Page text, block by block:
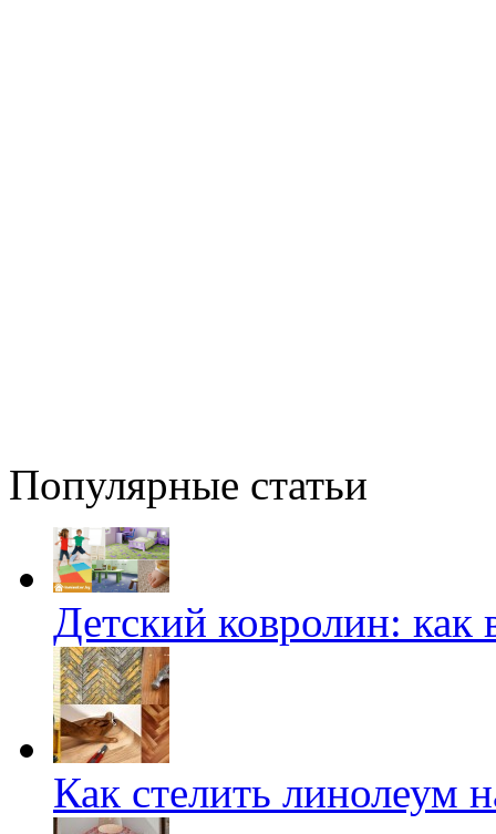
Популярные статьи
Детский ковролин: как
Как стелить линолеум